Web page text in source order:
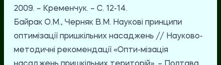
2009. – Кременчук. – С. 12-14.
Байрак О.М., Черняк В.М. Наукові принципи
оптимізації пришкільних насаджень // Науково-
методичні рекомендації «Опти-мізація